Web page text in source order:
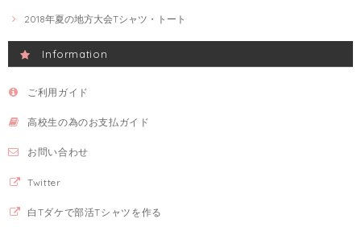
2018年夏の地方大会Tシャツ・トート
Information
ご利用ガイド
高校生の為のお支払ガイド
お問い合わせ
Twitter
白Tダケで部活Tシャツを作る